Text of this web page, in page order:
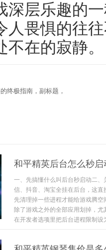
深层乐趣的
人畏惧的往
在的寂静。
终极指南，副标题，
和平精英后台怎么秒
一、先搞懂什么叫后台秒启动二
信、抖音、淘宝全挂在后台，这
先清理掉一些进程才能给游戏腾
除了游戏之外的全部应用划掉，
在开发者选项里把后台进程限制设